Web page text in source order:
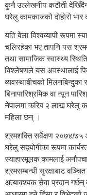
कुनै उल्लेखनीय कटौती देखिँदैन
घरेलु कामकाजको दोहोरो
यति बेला विश्वव्यापी रूपमा
चलिरहेका भए तापनि यस
तथा सामाजिक स्वास्थ्य
विश्लेषणले यस अवस्थालाई
व्यवस्थाबीचको मिलनबिन्दुका
बिनापारिश्रमिक वा न्यून
नेपालमा करिब २ लाख घरेलु
महिला छन् ।
श्रमशक्ति सर्वेक्षण २०७४/७५
घरेलु सहयोगीका रूपमा
स्याहारमूलक कामलाई
श्रमसम्बन्धी सुरक्षाबाट
अत्यावश्यक सेवा प्रदान गर्छन्